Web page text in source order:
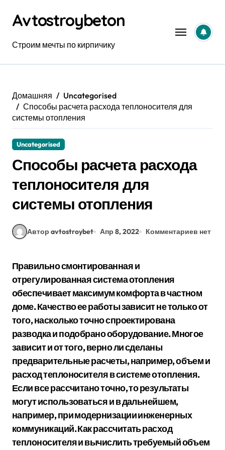
содержанию
Avtostroybeton
Строим мечты по кирпичику
Домашняя
Uncategorised
Способы расчета расхода теплоносителя для
системы отопления
Uncategorised
Способы расчета расхода
теплоносителя для
системы отопления
Автор avtostroybet Апр 8, 2022 Комментариев нет
Правильно смонтированная и
отрегулированная система отопления
обеспечивает максимум комфорта в частном
доме. Качество ее работы зависит не только от
того, насколько точно спроектирована
разводка и подобрано оборудование. Многое
зависит и от того, верно ли сделаны
предварительные расчеты, например, объем и
расход теплоносителя в системе отопления.
Если все рассчитано точно, то результаты
могут использоваться и в дальнейшем,
например, при модернизации инженерных
коммуникаций. Как рассчитать расход
теплоносителя и вычислить требуемый объем